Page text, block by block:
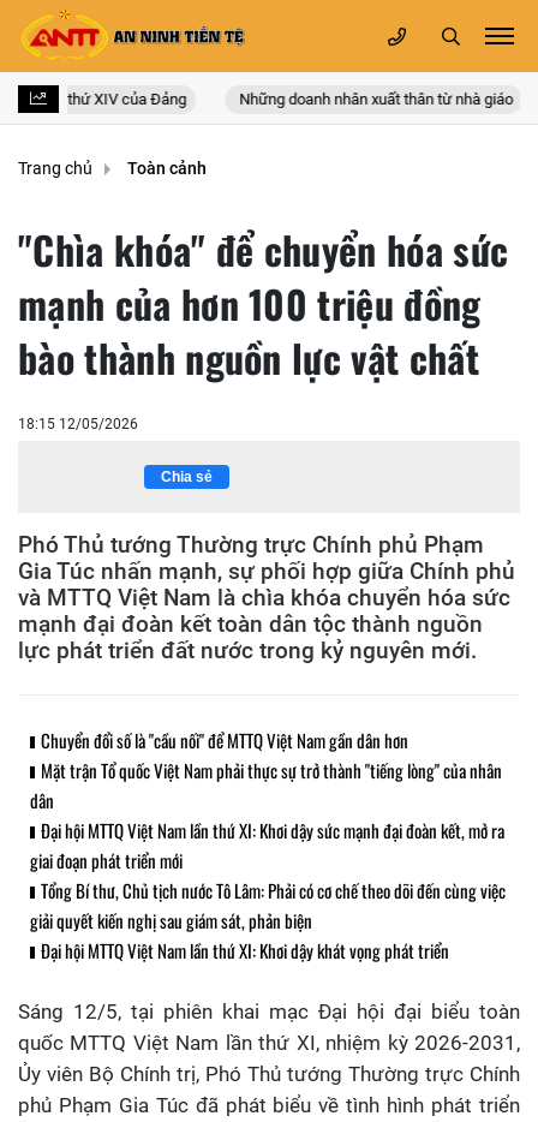
lần thứ XIV của Đảng Những doanh nhân xuất thân từ nhà giáo
Trang chủ Toàn cảnh
"Chìa khóa" để chuyển hóa sức
mạnh của hơn 100 triệu đồng
bào thành nguồn lực vật chất
18:15 12/05/2026
Chia sẻ
Phó Thủ tướng Thường trực Chính phủ Phạm
Gia Túc nhấn mạnh, sự phối hợp giữa Chính phủ
và MTTQ Việt Nam là chìa khóa chuyển hóa sức
mạnh đại đoàn kết toàn dân tộc thành nguồn
lực phát triển đất nước trong kỷ nguyên mới.
Chuyển đổi số là "cầu nối" để MTTQ Việt Nam gần dân hơn
Mặt trận Tổ quốc Việt Nam phải thực sự trở thành "tiếng lòng" của nhân
dân
Đại hội MTTQ Việt Nam lần thứ XI: Khơi dậy sức mạnh đại đoàn kết, mở ra
giai đoạn phát triển mới
Tổng Bí thư, Chủ tịch nước Tô Lâm: Phải có cơ chế theo dõi đến cùng việc
giải quyết kiến nghị sau giám sát, phản biện
Đại hội MTTQ Việt Nam lần thứ XI: Khơi dậy khát vọng phát triển
Sáng 12/5, tại phiên khai mạc Đại hội đại biểu toàn
quốc MTTQ Việt Nam lần thứ XI, nhiệm kỳ 2026-2031,
Ủy viên Bộ Chính trị, Phó Thủ tướng Thường trực Chính
phủ Phạm Gia Túc đã phát biểu về tình hình phát triển